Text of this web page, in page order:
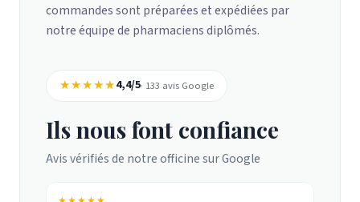
commandes sont préparées et expédiées par
notre équipe de pharmaciens diplômés.
★★★★★4,4/5· 133 avis Google
Ils nous font confiance
Avis vérifiés de notre officine sur Google